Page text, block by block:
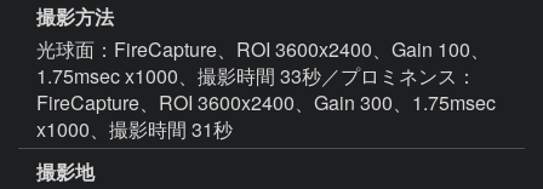
撮影方法
光球面：FireCapture、ROI 3600x2400、Gain 100、
1.75msec x1000、撮影時間 33秒／プロミネンス：
FireCapture、ROI 3600x2400、Gain 300、1.75msec
x1000、撮影時間 31秒
撮影地